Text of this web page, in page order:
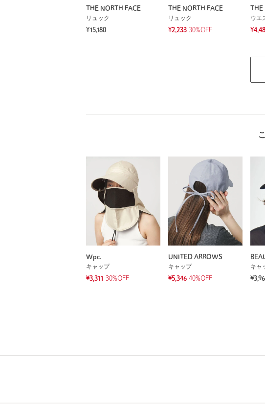
THE NORTH FACE
リュック
¥15,180
THE NORTH FACE
リュック
¥2,233 30%OFF
THE
ウエ
Wpc.
キャップ
¥3,311 30%OFF
UNITED ARROWS
キャップ
¥5,346 40%OFF
キャ